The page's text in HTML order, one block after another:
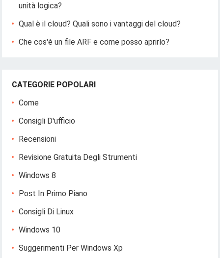
unità logica?
Qual è il cloud? Quali sono i vantaggi del cloud?
Che cos'è un file ARF e come posso aprirlo?
CATEGORIE POPOLARI
Come
Consigli D'ufficio
Recensioni
Revisione Gratuita Degli Strumenti
Windows 8
Post In Primo Piano
Consigli Di Linux
Windows 10
Suggerimenti Per Windows Xp